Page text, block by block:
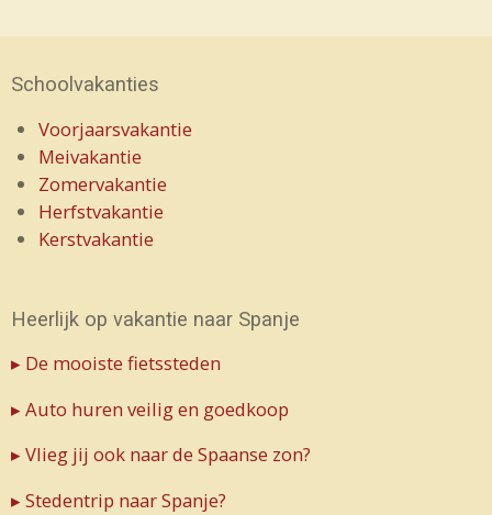
Schoolvakanties
Voorjaarsvakantie
Meivakantie
Zomervakantie
Herfstvakantie
Kerstvakantie
Heerlijk op vakantie naar Spanje
▸ De mooiste fietssteden
▸ Auto huren veilig en goedkoop
▸ Vlieg jij ook naar de Spaanse zon?
▸ Stedentrip naar Spanje?